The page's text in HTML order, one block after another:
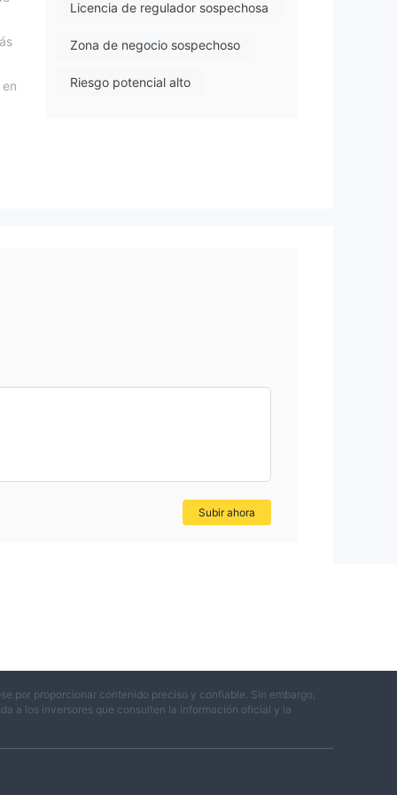
Licencia de regulador sospechosa
Zona de negocio sospechoso
Riesgo potencial alto
Subir ahora
por proporcionar contenido preciso y confiable. Sin embargo,
a los inversores que consulten la información oficial y la